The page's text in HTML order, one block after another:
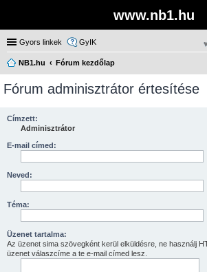
www.nb1.hu
Gyors linkek GyIK
NB1.hu
Fórum kezdőlap
Fórum adminisztrátor értesítése
Címzett:
Adminisztrátor
E-mail címed:
Neved:
Téma:
Üzenet tartalma:
Az üzenet sima szövegként kerül elküldésre, ne használj
üzenet válaszcíme a te e-mail címed lesz.